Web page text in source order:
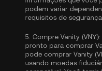
podem variar
requisitos de
5. Compre Vanity (VNY):
pronto para comprar
pode comprar Vanity
usando moedas